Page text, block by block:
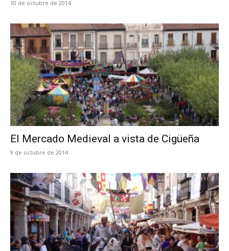
10 de octubre de 2014
El Mercado Medieval a vista de Cigüeña
9 de octubre de 2014